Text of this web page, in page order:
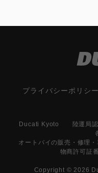
プライバシーポリシー
Ducati Kyoto 陸運局認
オートバイの販売・修理
物商許可証
Copyright © 2026